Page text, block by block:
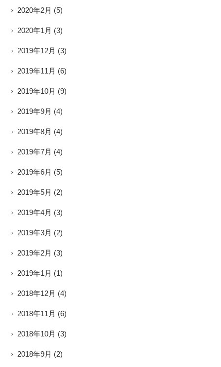
2020年2月 (5)
2020年1月 (3)
2019年12月 (3)
2019年11月 (6)
2019年10月 (9)
2019年9月 (4)
2019年8月 (4)
2019年7月 (4)
2019年6月 (5)
2019年5月 (2)
2019年4月 (3)
2019年3月 (2)
2019年2月 (3)
2019年1月 (1)
2018年12月 (4)
2018年11月 (6)
2018年10月 (3)
2018年9月 (2)